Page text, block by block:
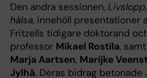
Den andra sessionen,
hälsa, innehöll presentationer
Fritzells tidigare doktorand
professor Mikael Rostila,
Marja Aartsen, Marijke
Jylhä. Deras bidrag betonade